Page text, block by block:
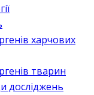
харчових
тварин
досліджень